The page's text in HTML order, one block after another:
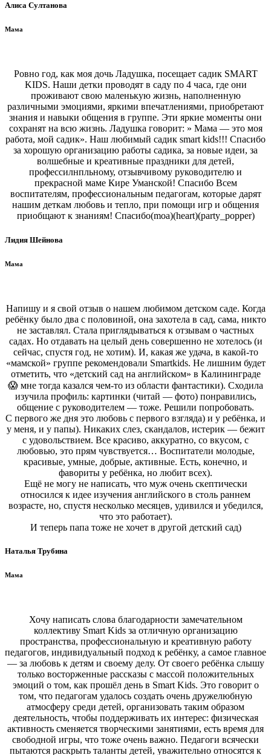
Алиса Султанова
Мама
Ровно год, как моя дочь Ладушка, посещает садик SMART
KIDS. Наши детки проводят в саду по 4 часа, где они
проживают свою маленькую жизнь, наполненную
различными эмоциями, яркими впечатлениями, приобретают
знания и навыки общения в группе. Эти яркие моменты они
сохранят на всю жизнь. Ладушка говорит: » Мама — это моя
работа, мой садик». Наш любимый садик smart kids!!! Спасибо
за хорошую организацию работы садика, за новые идеи, за
волшебные и креативные праздники для детей,
профессилнпльному, отзывчивому руководителю и
прекрасной маме Кире Уманской! Спасибо Всем
воспитателям, профессиональным педагогам, которые дарят
нашим деткам любовь и тепло, при помощи игр и общения
приобщают к знаниям! Спасибо(moa)(heart)(party_popper)
Лидия Шейнова
Мама
Напишу и я свой отзыв о нашем любимом детском саде. Когда
ребёнку было два с половиной, она захотела в сад, сама, никто
не заставлял. Стала приглядываться к отзывам о частных
садах. Но отдавать на целый день совершенно не хотелось (и
сейчас, спустя год, не хотим). И, какая же удача, в какой-то
«мамской» группе рекомендовали Smartkids. Не лишним будет
отметить, что «детский сад на английском» в Калининграде
😱 мне тогда казался чем-то из области фантастики). Сходила
изучила профиль: картинки (читай — фото) понравились,
общение с руководителем — тоже. Решили попробовать.
С первого же дня это любовь с первого взгляда) и у ребёнка, и
у меня, и у папы). Никаких слез, скандалов, истерик — бежит
с удовольствием. Все красиво, аккуратно, со вкусом, с
любовью, это прям чувствуется… Воспитатели молодые,
красивые, умные, добрые, активные. Есть, конечно, и
фавориты у ребёнка, но любит всех).
Ещё не могу не написать, что муж очень скептически
относился к идее изучения английского в столь раннем
возрасте, но, спустя несколько месяцев, удивился и убедился,
что это работает).
И теперь папа тоже не хочет в другой детский сад)
Наталья Трубина
Мама
Хочу написать слова благодарности замечательном
коллективу Smart Kids за отличную организацию
пространства, профессиональную и креативную работу
педагогов, индивидуальный подход к ребёнку, а самое главное
— за любовь к детям и своему делу. От своего ребёнка слышу
только восторженные рассказы с массой положительных
эмоций о том, как прошёл день в Smart Kids. Это говорит о
том, что педагогам удалось создать очень дружелюбную
атмосферу среди детей, организовать таким образом
деятельность, чтобы поддерживать их интерес: физическая
активность сменяется творческими занятиями, есть время для
свободной игры, что тоже очень важно. Педагоги всячески
пытаются раскрыть таланты детей, уважительно относятся к